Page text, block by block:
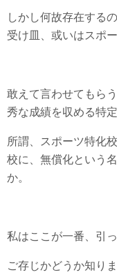
しかし何故存在する
受け皿、或いはスポ
敢えて言わせてもら
秀な成績を収める特
所謂、スポーツ特化
校に、無償化という
か。
私はここが一番、引
ご存じかどうか知り